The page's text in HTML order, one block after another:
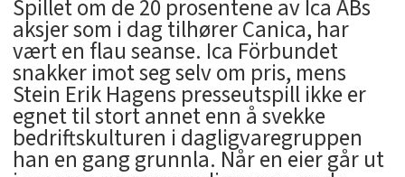
Spillet om de 20 prosentene av Ica ABs
aksjer som i dag tilhører Canica, har
vært en flau seanse. Ica Förbundet
snakker imot seg selv om pris, mens
Stein Erik Hagens presseutspill ikke er
egnet til stort annet enn å svekke
bedriftskulturen i dagligvaregruppen
han en gang grunnla. Når en eier går ut